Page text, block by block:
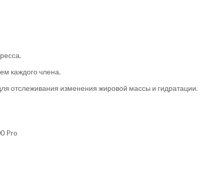
каждого члена.
отслеживания изменения жировой массы и гидратации.
Pro